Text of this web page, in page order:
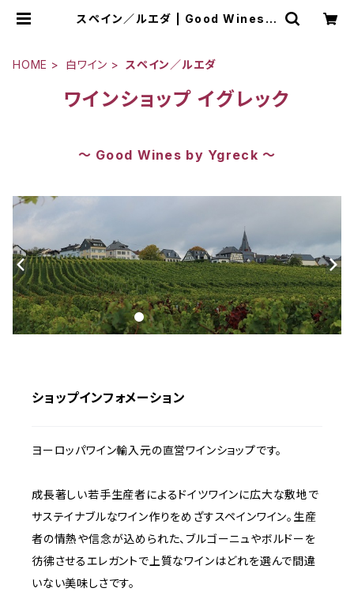
スペイン／ルエダ | Good Wines b
HOME 白ワイン スペイン／ルエダ
ワインショップ イグレック
～ Good Wines by Ygreck ～
ショップインフォメーション
ヨーロッパワイン輸入元の直営ワインショップです。
成長著しい若手生産者によるドイツワインに広大な敷地で
サステイナブルなワイン作りをめざすスペインワイン。生産
者の情熱や信念が込められた、ブルゴーニュやボルドーを
彷彿させるエレガントで上質なワインはどれを選んで間違
いない美味しさです。